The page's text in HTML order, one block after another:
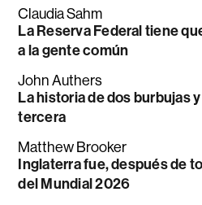
Claudia Sahm
La Reserva Federal tiene
a la gente común
John Authers
La historia de dos burbujas
tercera
Matthew Brooker
Inglaterra fue, después de
del Mundial 2026